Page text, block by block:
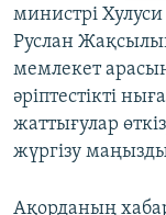
министрі
Руслан
мемлекет
әріптестікті
жаттығулар
жүргізу
Ақорданың